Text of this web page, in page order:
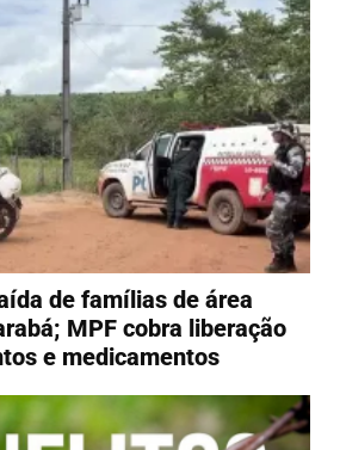
de famílias de área
MPF cobra liberação
e medicamentos